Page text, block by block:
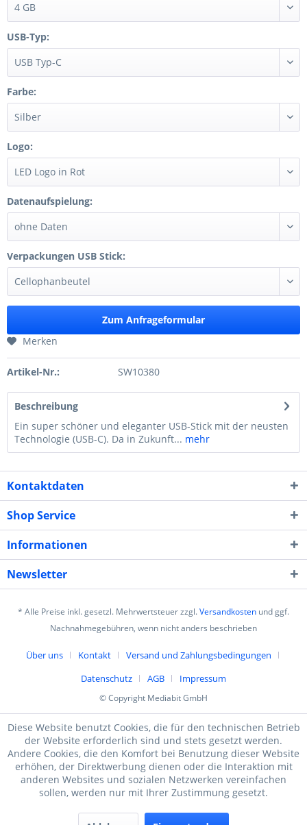
USB-Typ:
Farbe:
Logo:
Datenaufspielung:
Verpackungen USB Stick:
Zum Anfrageformular
Merken
Artikel-Nr.: SW10380
Beschreibung
Ein super schöner und eleganter USB-Stick mit der neusten
Technologie (USB-C). Da in Zukunft... mehr
Kontaktdaten
Shop Service
Informationen
Newsletter
* Alle Preise inkl. gesetzl. Mehrwertsteuer zzgl.Versandkosten und ggf.
Nachnahmegebühren, wenn nicht anders beschrieben
Über uns Kontakt
Versand und Zahlungsbedingungen
Datenschutz
AGB Impressum
© Copyright Mediabit GmbH
Diese Website benutzt Cookies, die für den technischen Betrieb
der Website erforderlich sind und stets gesetzt werden.
Andere Cookies, die den Komfort bei Benutzung dieser Website
erhöhen, der Direktwerbung dienen oder die Interaktion mit
anderen Websites und sozialen Netzwerken vereinfachen
sollen, werden nur mit Ihrer Zustimmung gesetzt.